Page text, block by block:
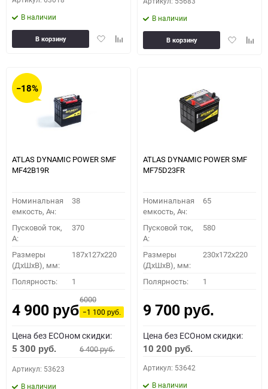
В наличии
ДобавитьДобавить
В корзину
В наличии
Добавить
В корзину
−18%
ATLAS DYNAMIC POWER SMF
MF42B19R
Номинальная
емкость, Ач:
38
Пусковой ток,
A:
370
Размеры
(ДхШхВ), мм:
187x127x220
Полярность: 1
4 900 руб.
6000
−1 100руб.
Цена без ECOном скидки:
5 300 руб. 6 400руб.
Артикул: 53623
В наличии
ATLAS DYNAMIC POWER SMF
MF75D23FR
Номинальная
емкость, Ач:
65
Пусковой ток,
A:
580
Размеры
(ДхШхВ), мм:
230x172x220
Полярность: 1
9 700 руб.
Цена без ECOном скидки:
10 200 руб.
Артикул: 53642
В наличии